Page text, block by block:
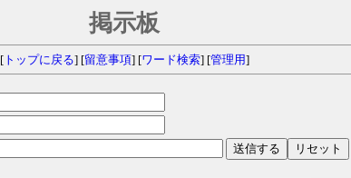
掲示板
[トップに戻る] [留意事項] [ワード検索] [管理用]